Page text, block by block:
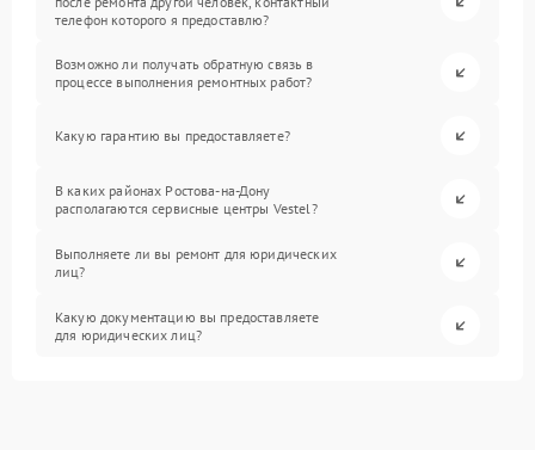
телефон которого я предоставлю?
Возможно ли получать обратную связь в
процессе выполнения ремонтных работ?
Какую гарантию вы предоставляете?
В каких районах Ростова-на-Дону
располагаются сервисные центры Vestel?
Выполняете ли вы ремонт для юридических
лиц?
Какую документацию вы предоставляете
для юридических лиц?